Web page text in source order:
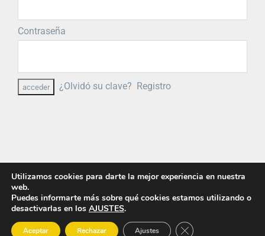
Contraseña
¿Olvidó su clave? Registro
© Copyright2026 PRIMIGEA
Utilizamos cookies para darte la mejor experiencia en nuestra
web.
Puedes informarte más sobre qué cookies estamos utilizando o
desactivarlas en los AJUSTES.
Aceptar Rechazar Ajustes Cerrar el banner de